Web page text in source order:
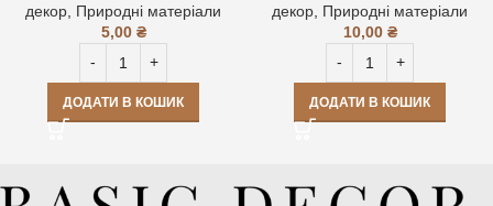
декор Природні матеріали
5,00 ₴
ДОДАТИ В КОШИК
декор Природні матеріали
10,00 ₴
ДОДАТИ В КОШИК